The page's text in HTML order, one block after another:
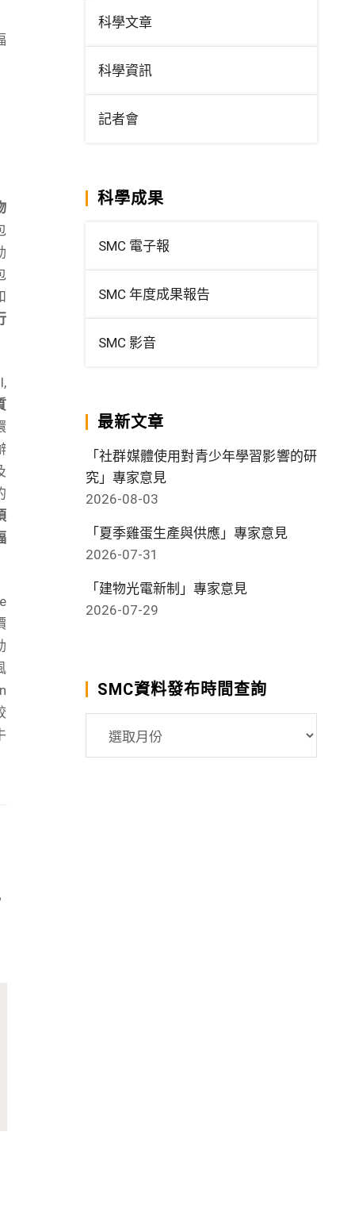
科學文章
科學資訊
記者會
科學成果
SMC 電子報
SMC 年度成果報告
SMC 影音
最新文章
「社群媒體使用對青少年學習影響的研
究」專家意見
2026-08-03
「夏季雞蛋生產與供應」專家意見
2026-07-31
「建物光電新制」專家意見
2026-07-29
SMC資料發布時間查詢